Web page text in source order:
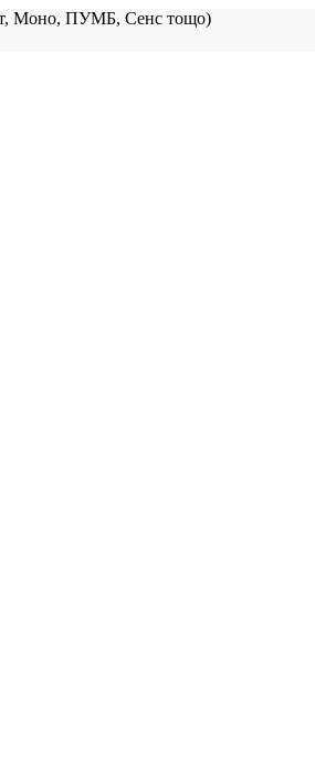
Моно, ПУМБ, Сенс тощо)